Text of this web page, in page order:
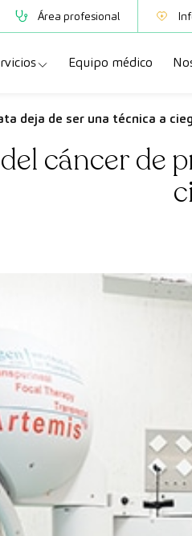
Área profesional
Especialidades
Pruebas diagnósticas
Chequeos y revisiones médicas
Equipo médico
deja de ser una técnica a
cáncer de